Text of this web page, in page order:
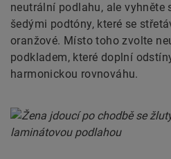
neutrální podlahu, ale vyhněte
šedými podtóny, které se
oranžové. Místo toho zvolte
podkladem, které doplní
harmonickou rovnováhu.